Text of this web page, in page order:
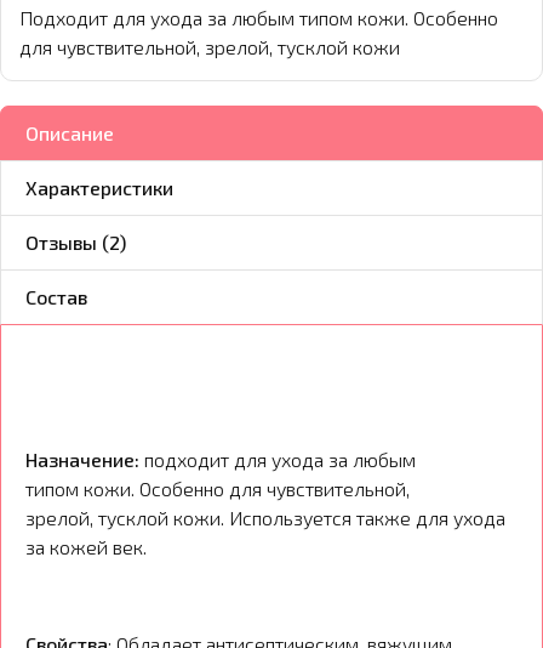
Подходит для ухода за любым типом кожи. Особенно
для чувствительной, зрелой, тусклой кожи
Описание
Характеристики
Отзывы (2)
Состав
Назначение: подходит для ухода за любым
типом кожи. Особенно для чувствительной,
зрелой, тусклой кожи. Используется также для ухода
за кожей век.